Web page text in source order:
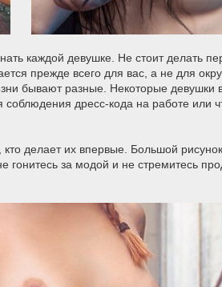
каждой девушке. Не стоит делать
прежде всего для вас, а не для
бывают разные. Некоторые
дресс-кода на работе или
делает их впервые. Большой
гонитесь за модой и не стремитесь